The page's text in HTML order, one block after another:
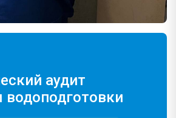
аудит
водоподготовки